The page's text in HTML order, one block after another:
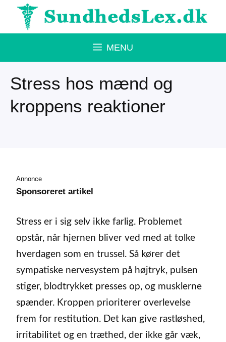
Hop
MENU
Stress hos mænd og
kroppens reaktioner
Annonce
Sponsoreret artikel
Stress er i sig selv ikke farlig. Problemet
opstår, når hjernen bliver ved med at tolke
hverdagen som en trussel. Så kører det
sympatiske nervesystem på højtryk, pulsen
stiger, blodtrykket presses op, og musklerne
spænder. Kroppen prioriterer overlevelse
frem for restitution. Det kan give rastløshed,
irritabilitet og en træthed, der ikke går væk,